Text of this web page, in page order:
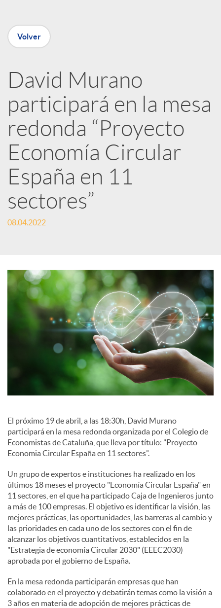
e
R
e
d
e
s
o
c
a
e
s
Volver
David Murano
participará en la mesa
redonda “Proyecto
Economía Circular
España en 11
sectores”
08.04.2022
El próximo 19 de abril, a las 18:30h, David Murano
participará en la mesa redonda organizada por el Colegio de
Economistas de Cataluña, que lleva por título: ”Proyecto
Economia Circular España en 11 sectores”.
Un grupo de expertos e instituciones ha realizado en los
últimos 18 meses el proyecto "Economía Circular España" en
11 sectores, en el que ha participado Caja de Ingenieros junto
a más de 100 empresas. El objetivo es identificar la visión, las
mejores prácticas, las oportunidades, las barreras al cambio y
las prioridades en cada uno de los sectores con el fin de
alcanzar los objetivos cuantitativos, establecidos en la
"Estrategia de economía Circular 2030" (EEEC2030)
aprobada por el gobierno de España.
En la mesa redonda participarán empresas que han
colaborado en el proyecto y debatirán temas como la visión a
3 años en materia de adopción de mejores prácticas de